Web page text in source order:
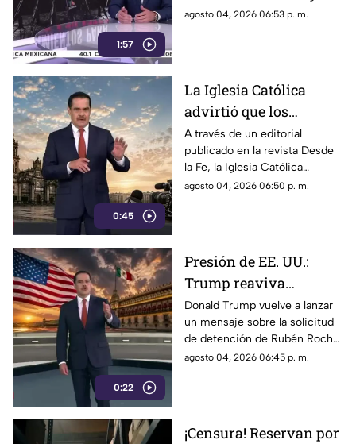
1:57
censurar, el Gobierno
recurrió a la
Sarmiento. No es una disputa
agosto 04, 2026 06:53 p. m.
0:45
La Iglesia Católica
advirtió que los
lineamientos para la
defensa de las
audiencias podrían
convertirse en un
A través de un editorial
publicado en la revista Desde
la Fe, la Iglesia Católica
advirtió que los lineamientos
agosto 04, 2026 06:50 p. m.
0:22
Presión de EE. UU.:
Trump reaviva
señalamientos contra
Rubén Rocha Moya y
Enrique Inzunza
Donald Trump vuelve a lanzar
un mensaje sobre la solicitud
de detención de Rubén Rocha
Moya y Enrique Inzunza.
agosto 04, 2026 06:45 p. m.
¡Censura! Reservan por